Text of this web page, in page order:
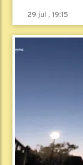
29 jul , 19:15